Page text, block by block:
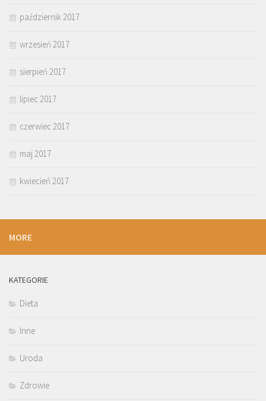
październik 2017
wrzesień 2017
sierpień 2017
lipiec 2017
czerwiec 2017
maj 2017
kwiecień 2017
MORE
KATEGORIE
Dieta
Inne
Uroda
Zdrowie